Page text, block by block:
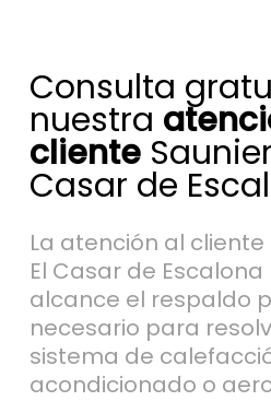
Consulta
nuestra
cliente
Casar de
La atención al cliente
El Casar de
alcance el respaldo
necesario para
sistema de
acondicionado o